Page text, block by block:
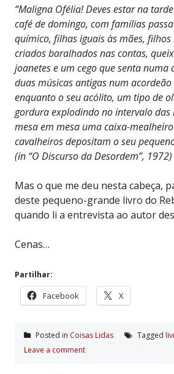
“Maligna Ofélia! Deves estar na
café de domingo, com famílias
químico, filhas iguais às mães, filhos
criados baralhados nas contas,
joanetes e um cego que senta numa
duas músicas antigas num
enquanto o seu acólito, um tipo de
gordura explodindo no intervalo das
mesa em mesa uma caixa-
cavalheiros depositam o seu
(in “O Discurso da Desordem”, 1972)
Mas o que me deu nesta cabeça,
deste pequeno-grande livro do
quando li a entrevista ao autor
Cenas…
Partilhar:
Facebook X
Posted in Coisas Lidas Tagged
Leave a comment